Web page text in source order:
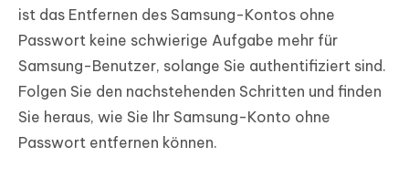
ist das Entfernen des Samsung-Kontos ohne
Passwort keine schwierige Aufgabe mehr für
Samsung-Benutzer, solange Sie authentifiziert sind.
Folgen Sie den nachstehenden Schritten und finden
Sie heraus, wie Sie Ihr Samsung-Konto ohne
Passwort entfernen können.